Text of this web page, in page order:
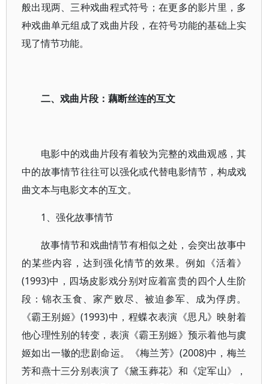
般出现两、三种戏曲程式符号；在更多的影片里，多
种戏曲单元组成了戏曲片段，在符号功能的基础上实
现了情节功能。
二、戏曲片段：藕断丝连的互文
电影中的戏曲片段有着较为完整的戏曲观感，其
中的故事情节往往可以强化或代替电影情节，构成戏
曲文本与电影文本的互文。
1、强化故事情节
故事情节和戏曲情节有相似之处，会突出故事中
的某些内容，达到强化情节的效果。例如《活着》
(1993)中，四场皮影戏分别对应着富贵的四个人生阶
段：锦衣玉食、家产败尽、被迫参军、成为俘虏。
《霸王别姬》(1993)中，程蝶衣表演《思凡》映射着
他心理性别的转变，表演《霸王别姬》预示着他与虞
姬如出一辙的悲剧命运。《梅兰芳》(2008)中，梅兰
芳和燕十三分别表演了《黛玉葬花》和《定军山》，